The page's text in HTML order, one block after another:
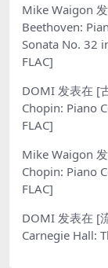
Mike Waigon
Beethoven:
Sonata No. 32
FLAC]
DOMI 发表在 [
Chopin: Piano
FLAC]
Mike Waigon
Chopin: Piano
FLAC]
DOMI 发表在 [
Carnegie Hall: